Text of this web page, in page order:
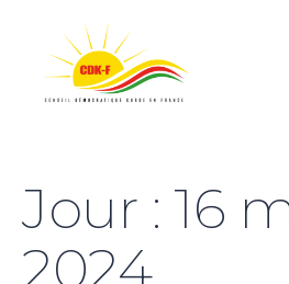
Jour : 16
2024